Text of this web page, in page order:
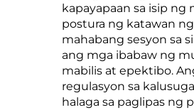
kapayapaan sa isip
postura ng katawan
mahabang sesyon sa
ang mga ibabaw ng
mabilis at epektibo.
regulasyon sa
halaga sa paglipas ng